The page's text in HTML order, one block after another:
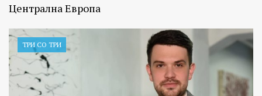
Централна Европа
ТРИ СО ТРИ